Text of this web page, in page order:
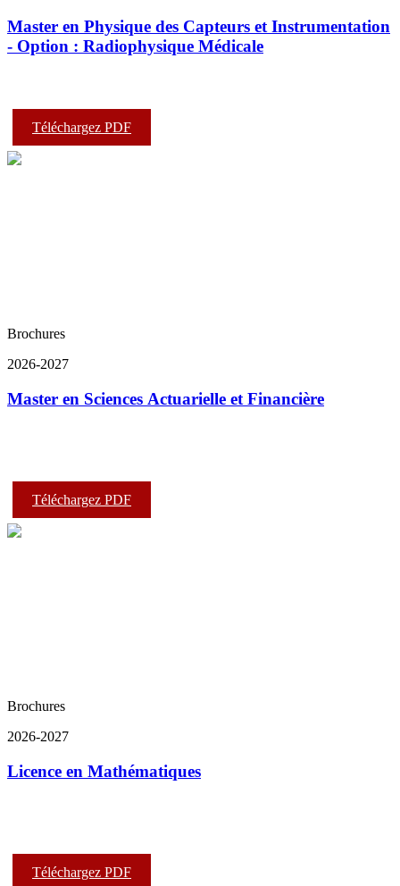
Master en Physique des Capteurs et Instrumentation
- Option : Radiophysique Médicale
Téléchargez PDF
Brochures
2026-2027
Master en Sciences Actuarielle et Financière
Téléchargez PDF
Brochures
2026-2027
Licence en Mathématiques
Téléchargez PDF